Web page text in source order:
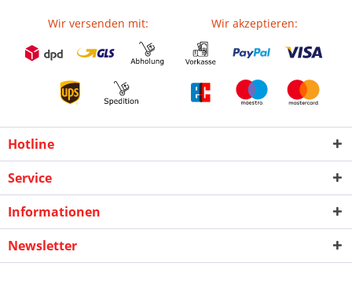
Wir versenden mit: Wir akzeptieren:
Hotline
Service
Informationen
Newsletter